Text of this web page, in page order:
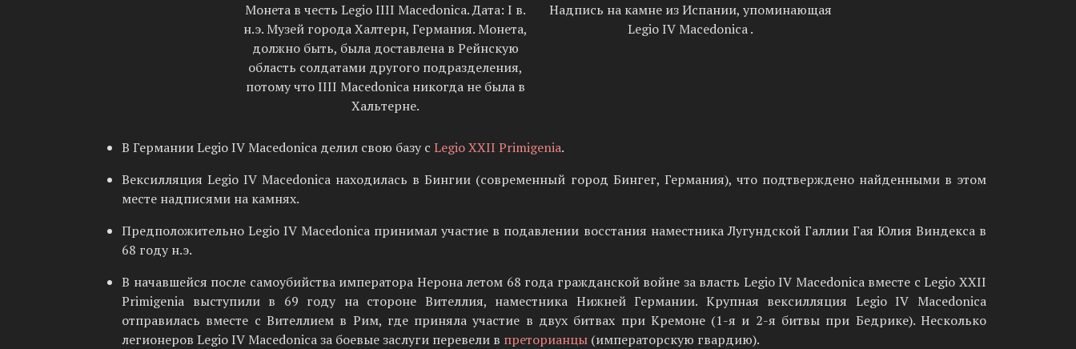
Монета в честь Legio IIII Macedonica. Дата: I в.
н.э. Музей города Халтерн, Германия. Монета,
должно быть, была доставлена в Рейнскую
область солдатами другого подразделения,
потому что IIII Macedonica никогда не была в
Хальтерне.
Надпись на камне из Испании, упоминающая
Legio IV Macedonica .
В Германии Legio IV Macedonica делил свою базу с Legio XXII Primigenia.
Вексилляция Legio IV Macedonica находилась в Бингии (современный город Бингег, Германия), что подтверждено найденными в этом
месте надписями на камнях.
Предположительно Legio IV Macedonica принимал участие в подавлении восстания наместника Лугундской Галлии Гая Юлия Виндекса в
68 году н.э.
В начавшейся после самоубийства императора Нерона летом 68 года гражданской войне за власть Legio IV Macedonica вместе с Legio XXII
Primigenia выступили в 69 году на стороне Вителлия, наместника Нижней Германии. Крупная вексилляция Legio IV Macedonica
отправилась вместе с Вителлием в Рим, где приняла участие в двух битвах при Кремоне (1-я и 2-я битвы при Бедрике). Несколько
легионеров Legio IV Macedonica за боевые заслуги перевели в преторианцы (императорскую гвардию).